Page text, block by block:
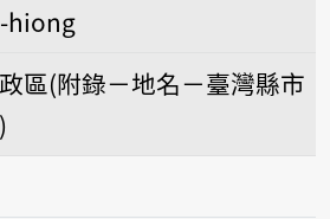
hiong
區(附錄－地名－臺灣縣市